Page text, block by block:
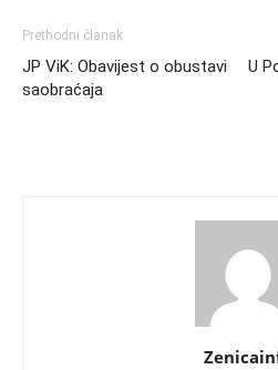
Prethodni članak
JP ViK: Obavijest o obustavi
saobraćaja
U